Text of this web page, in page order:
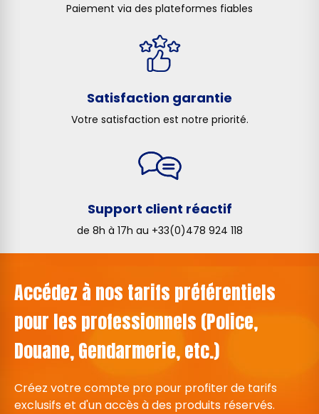
Paiement via des plateformes fiables
Satisfaction garantie
Votre satisfaction est notre priorité.
Support client réactif
de 8h à 17h au +33(0)478 924 118
Accédez à nos tarifs préférentiels
pour les professionnels (Police,
Douane, Gendarmerie, etc.)
Créez votre compte pro pour profiter de tarifs
exclusifs et d'un accès à des produits réservés.